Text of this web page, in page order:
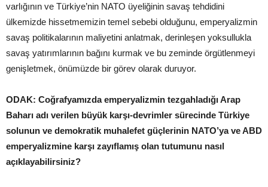
varlığının ve Türkiye’nin NATO üyeliğinin savaş tehdidini
ülkemizde hissetmemizin temel sebebi olduğunu, emperyalizmin
savaş politikalarının maliyetini anlatmak, derinleşen yoksullukla
savaş yatırımlarının bağını kurmak ve bu zeminde örgütlenmeyi
genişletmek, önümüzde bir görev olarak duruyor.
ODAK: Coğrafyamızda emperyalizmin tezgahladığı Arap
Baharı adı verilen büyük karşı-devrimler sürecinde Türkiye
solunun ve demokratik muhalefet güçlerinin NATO’ya ve ABD
emperyalizmine karşı zayıflamış olan tutumunu nasıl
açıklayabilirsiniz?